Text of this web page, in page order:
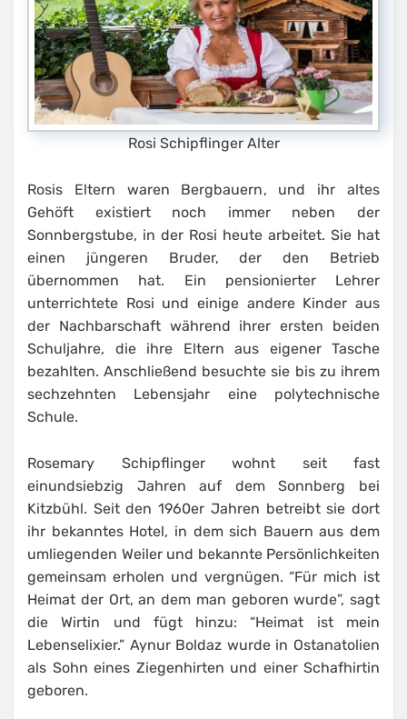
Rosi Schipflinger Alter
Rosis Eltern waren Bergbauern, und ihr altes
Gehöft existiert noch immer neben der
Sonnbergstube, in der Rosi heute arbeitet. Sie hat
einen jüngeren Bruder, der den Betrieb
übernommen hat. Ein pensionierter Lehrer
unterrichtete Rosi und einige andere Kinder aus
der Nachbarschaft während ihrer ersten beiden
Schuljahre, die ihre Eltern aus eigener Tasche
bezahlten. Anschließend besuchte sie bis zu ihrem
sechzehnten Lebensjahr eine polytechnische
Schule.
Rosemary Schipflinger wohnt seit fast
einundsiebzig Jahren auf dem Sonnberg bei
Kitzbühl. Seit den 1960er Jahren betreibt sie dort
ihr bekanntes Hotel, in dem sich Bauern aus dem
umliegenden Weiler und bekannte Persönlichkeiten
gemeinsam erholen und vergnügen. “Für mich ist
Heimat der Ort, an dem man geboren wurde”, sagt
die Wirtin und fügt hinzu: “Heimat ist mein
Lebenselixier.” Aynur Boldaz wurde in Ostanatolien
als Sohn eines Ziegenhirten und einer Schafhirtin
geboren.